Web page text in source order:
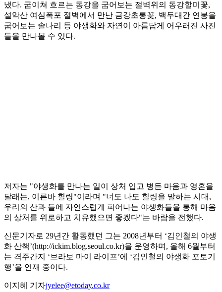
냈다. 굽이쳐 흐르는 동강을 굽어보는 절벽위의 동강할미꽃,
설악산 여심폭포 절벽에서 만난 금강초롱꽃, 백두대간 연봉을
굽어보는 솔나리 등 야생화와 자연이 아름답게 어우러진 사진
들을 만나볼 수 있다.
저자는 "야생화를 만나는 일이 상처 입고 병든 마음과 영혼을
달래는, 이른바 힐링"이라며 "너도 나도 힐링을 말하는 시대,
우리의 산과 들에 자연스럽게 피어나는 야생화들을 통해 마음
의 상처를 위로하고 치유했으면 좋겠다"는 바람을 전했다.
신문기자로 29년간 활동했던 그는 2008년부터 ‘김인철의 야생
화 산책’(http://ickim.blog.seoul.co.kr)을 운영하며, 올해 6월부터
는 격주간지 ‘브라보 마이 라이프’에 ‘김인철의 야생화 포토기
행’을 연재 중이다.
이지혜 기자jyelee@etoday.co.kr